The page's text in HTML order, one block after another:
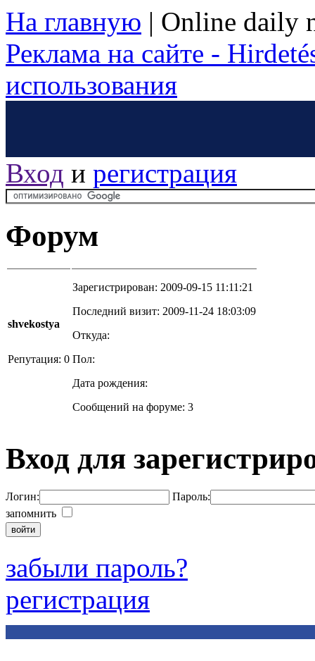
На главную | Online daily
Реклама на сайте -
использования
Вход и регистрация
Форум
shvekostya
Репутация: 0
Зарегистрирован: 2009-09-15 11:11:21
Последний визит: 2009-11-24 18:03:09
Откуда:
Пол:
Дата рождения:
Сообщений на форуме: 3
Вход для
Логин:
Пароль:
запомнить
забыли пароль?
регистрация